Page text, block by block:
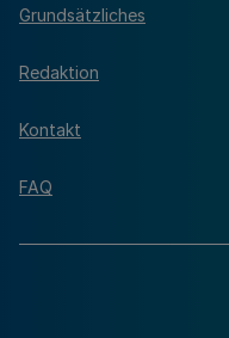
Grundsätzliches
Redaktion
Kontakt
FAQ